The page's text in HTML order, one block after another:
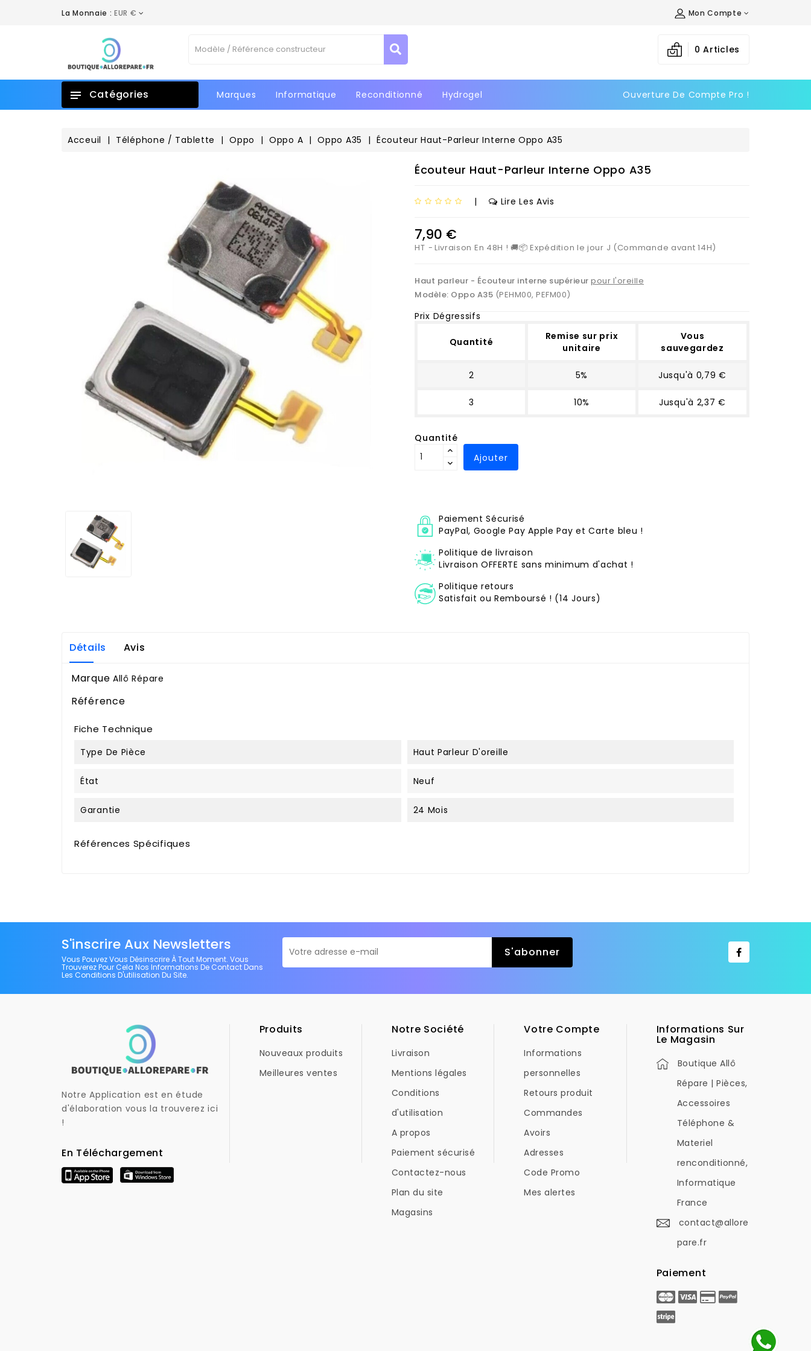
Ajouter à ma liste d'envies
Créer une liste d'envies
Annuler Créer une liste d'envies
Vous devez être connecté pour ajouter des produits à votre liste
d'envies.
La Monnaie : EUR € Mon Compte
0 Articles
Catégories Marques Informatique Reconditionné Hydrogel Ouverture De Compte Pro !
Acceuil Téléphone / Tablette Oppo Oppo A Oppo A35 Écouteur Haut-Parleur Interne Oppo A35
Écouteur Haut-Parleur Interne Oppo A35
| Lire Les Avis
7,90 €
HT Livraison En 48H ! 🚚📦 Expédition le jour J (Commande avant 14H)
Haut parleur - Écouteur interne supérieur pour l'oreille
Modèle: Oppo A35 (PEHM00, PEFM00)
Prix Dégressifs
Quantité
Remise sur prix
unitaire
Vous
sauvegardez
2 5% Jusqu'à 0,79 €
3 10% Jusqu'à 2,37 €
Quantité
Ajouter
Paiement Sécurisé
PayPal, Google Pay Apple Pay et Carte bleu !
Politique de livraison
Livraison OFFERTE sans minimum d'achat !
Politique retours
Satisfait ou Remboursé ! (14 Jours)
Détails Avis
Marque Allô Répare
Référence
Fiche Technique
Type De Pièce Haut Parleur D'oreille
État Neuf
Garantie 24 Mois
Références Spécifiques
S'inscrire Aux Newsletters
Vous Pouvez Vous Désinscrire À Tout Moment. Vous
Trouverez Pour Cela Nos Informations De Contact Dans
Les Conditions D'utilisation Du Site.
Notre Application est en étude
d'élaboration vous la trouverez ici
!
En Téléchargement
Produits
Nouveaux produits
Meilleures ventes
Notre Société
Livraison
Mentions légales
Conditions
d'utilisation
A propos
Paiement sécurisé
Contactez-nous
Plan du site
Magasins
Votre Compte
Informations
personnelles
Retours produit
Commandes
Avoirs
Adresses
Code Promo
Mes alertes
Informations Sur
Le Magasin
Boutique Allô
Répare | Pièces,
Accessoires
Téléphone &
Materiel
renconditionné,
Informatique
France
contact@allore
pare.fr
Paiement